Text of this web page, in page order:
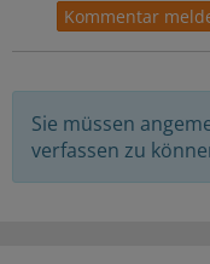
Sie müssen
verfassen zu